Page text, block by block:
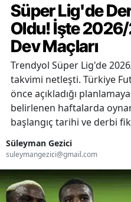
Süper Lig'de
Oldu! İşte
Dev Maçları
Trendyol Süper Lig'de
takvimi netleşti. Türkiye
önce açıkladığı
belirlenen haftalarda
başlangıç tarihi ve derbi
Süleyman Gezici
suleymangezici@gmail.com